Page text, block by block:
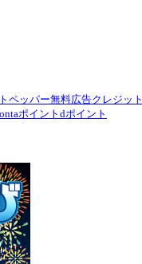
ペッパー無料広告クレジッ
ポイント dポイント